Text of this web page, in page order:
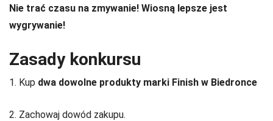
Nie trać czasu na zmywanie! Wiosną lepsze jest
wygrywanie!
Zasady konkursu
1. Kup dwa dowolne produkty marki Finish w Biedronce
2. Zachowaj dowód zakupu.